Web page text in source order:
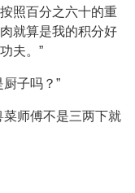
照百分之六十的重
就算是我的积分好
夫。”
子吗？”
菜师傅不是三两下就